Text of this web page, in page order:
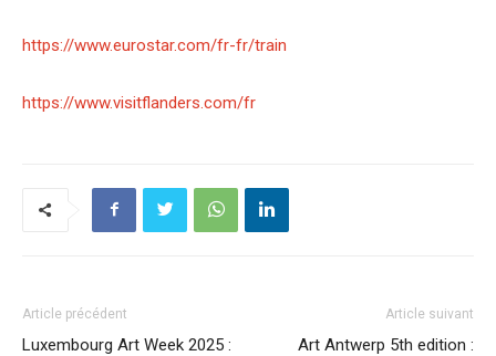
https://www.eurostar.com/fr-fr/train
https://www.visitflanders.com/fr
Article précédent
Luxembourg Art Week 2025 :
Article suivant
Art Antwerp 5th edition :